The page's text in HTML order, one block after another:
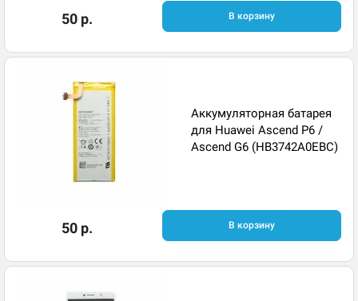
50 р. В корзину
Аккумуляторная батарея
для Huawei Ascend P6 /
Ascend G6 (HB3742A0EBC)
50 р. В корзину